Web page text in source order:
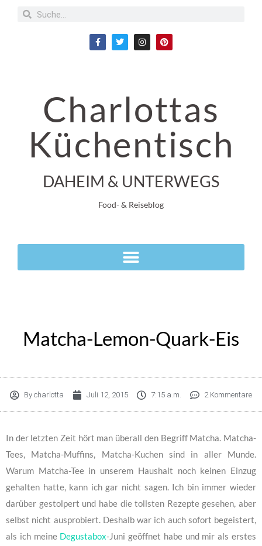
Charlottas
Küchentisch
DAHEIM & UNTERWEGS
Food- & Reiseblog
Matcha-Lemon-Quark-Eis
By charlotta Juli 12, 2015 7:15 a.m. 2 Kommentare
In der letzten Zeit hört man überall den Begriff Matcha. Matcha-
Tees, Matcha-Muffins, Matcha-Kuchen sind in aller Munde.
Warum Matcha-Tee in unserem Haushalt noch keinen Einzug
gehalten hatte, kann ich gar nicht sagen. Ich bin immer wieder
darüber gestolpert und habe die tollsten Rezepte gesehen, aber
selbst nicht ausprobiert. Deshalb war ich auch sofort begeistert,
als ich meine Degustabox-Juni geöffnet habe und mir als erstes